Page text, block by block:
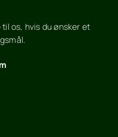
os, hvis du ønsker et